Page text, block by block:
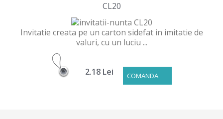
CL20
Invitatie creata pe un carton sidefat in imitatie de
valuri, cu un luciu ...
COMANDA
2.18 Lei